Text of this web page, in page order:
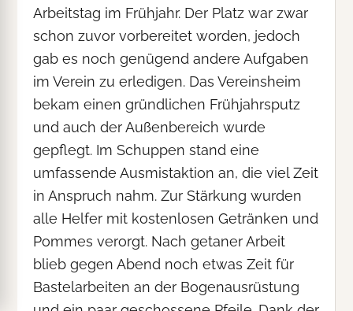
Arbeitstag im Frühjahr. Der Platz war zwar
schon zuvor vorbereitet worden, jedoch
gab es noch genügend andere Aufgaben
im Verein zu erledigen. Das Vereinsheim
bekam einen gründlichen Frühjahrsputz
und auch der Außenbereich wurde
gepflegt. Im Schuppen stand eine
umfassende Ausmistaktion an, die viel Zeit
in Anspruch nahm. Zur Stärkung wurden
alle Helfer mit kostenlosen Getränken und
Pommes verorgt. Nach getaner Arbeit
blieb gegen Abend noch etwas Zeit für
Bastelarbeiten an der Bogenausrüstung